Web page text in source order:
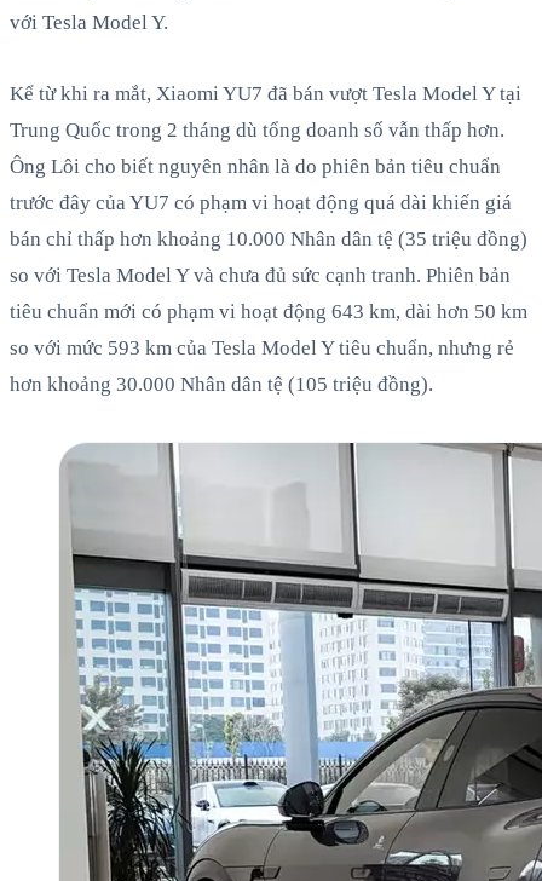
với Tesla Model Y.
Kể từ khi ra mắt, Xiaomi YU7 đã bán vượt Tesla Model Y tại
Trung Quốc trong 2 tháng dù tổng doanh số vẫn thấp hơn.
Ông Lôi cho biết nguyên nhân là do phiên bản tiêu chuẩn
trước đây của YU7 có phạm vi hoạt động quá dài khiến giá
bán chỉ thấp hơn khoảng 10.000 Nhân dân tệ (35 triệu đồng)
so với Tesla Model Y và chưa đủ sức cạnh tranh. Phiên bản
tiêu chuẩn mới có phạm vi hoạt động 643 km, dài hơn 50 km
so với mức 593 km của Tesla Model Y tiêu chuẩn, nhưng rẻ
hơn khoảng 30.000 Nhân dân tệ (105 triệu đồng).